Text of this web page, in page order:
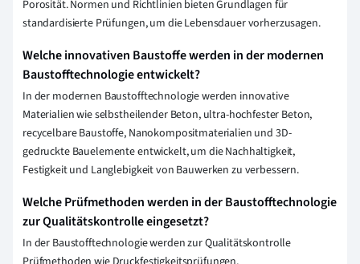
Porosität. Normen und Richtlinien bieten Grundlagen für
standardisierte Prüfungen, um die Lebensdauer vorherzusagen.
Welche innovativen Baustoffe werden in der modernen
Baustofftechnologie entwickelt?
In der modernen Baustofftechnologie werden innovative
Materialien wie selbstheilender Beton, ultra-hochfester Beton,
recycelbare Baustoffe, Nanokompositmaterialien und 3D-
gedruckte Bauelemente entwickelt, um die Nachhaltigkeit,
Festigkeit und Langlebigkeit von Bauwerken zu verbessern.
Welche Prüfmethoden werden in der Baustofftechnologie
zur Qualitätskontrolle eingesetzt?
In der Baustofftechnologie werden zur Qualitätskontrolle